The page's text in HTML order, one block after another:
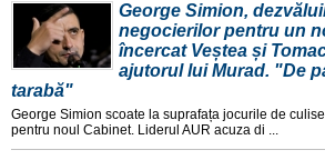
George Simion,
negocierilor pentru un
încercat Veștea și
ajutorul lui Murad. "De
tarabă"
George Simion scoate la suprafața jocurile de
pentru noul Cabinet. Liderul AUR acuza di ...